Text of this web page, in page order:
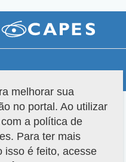
melhorar sua
no portal. Ao utilizar
a política de
Para ter mais
isso é feito, acesse